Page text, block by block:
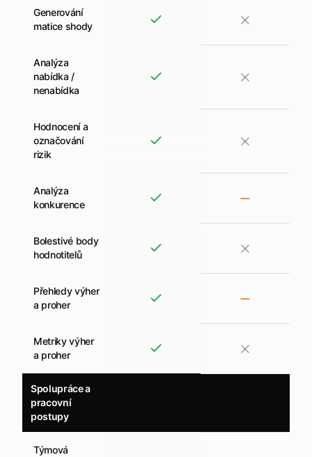
Generování
matice shody
Analýza
nabídka /
nenabídka
Hodnocení a
označování
rizik
Analýza
konkurence
Bolestivé body
hodnotitelů
Přehledy výher
a proher
Metriky výher
a proher
Spolupráce a
pracovní
postupy
Týmová